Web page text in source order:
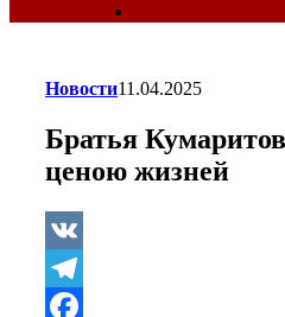
Новости11.04.2025
Братья
ценою жизней
VK
Telegram